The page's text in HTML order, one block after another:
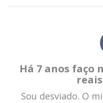
Há 7 anos faço
reais
Sou desviado. O